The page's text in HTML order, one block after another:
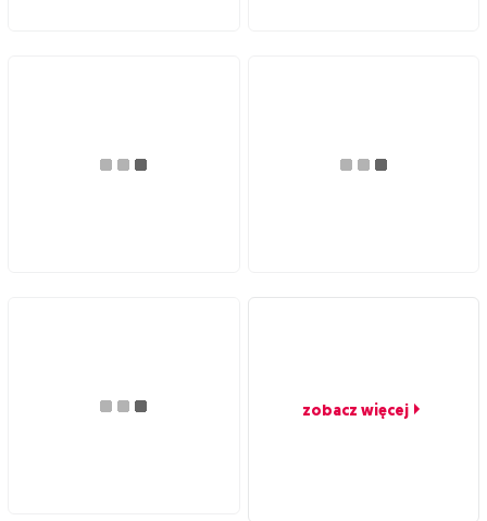
zobacz więcej